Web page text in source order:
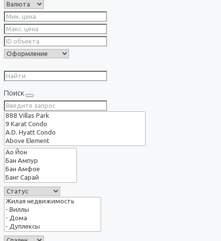
Поиск